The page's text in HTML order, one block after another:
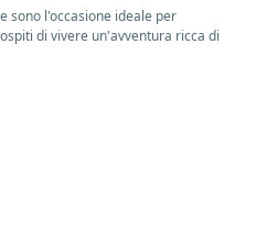
sono l'occasione ideale per
di vivere un'avventura ricca di